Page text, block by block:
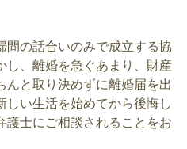
間の話合いのみで成立する協
し、離婚を急ぐあまり、財産
んと取り決めずに離婚届を出
しい生活を始めてから後悔し
護士にご相談されることをお